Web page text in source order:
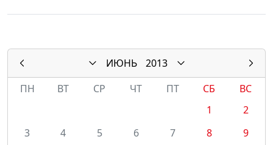
ИЮНЬ
2013
ПН
ВТ СР ЧТ ПТ СБ
ВС
1
2
3
4 5 6 7 8
9